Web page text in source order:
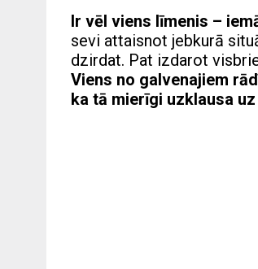
Ir vēl viens līmenis –
sevi attaisnot jebkurā
dzirdat. Pat izdarot
Viens no galvenajiem
ka tā mierīgi uzklausa